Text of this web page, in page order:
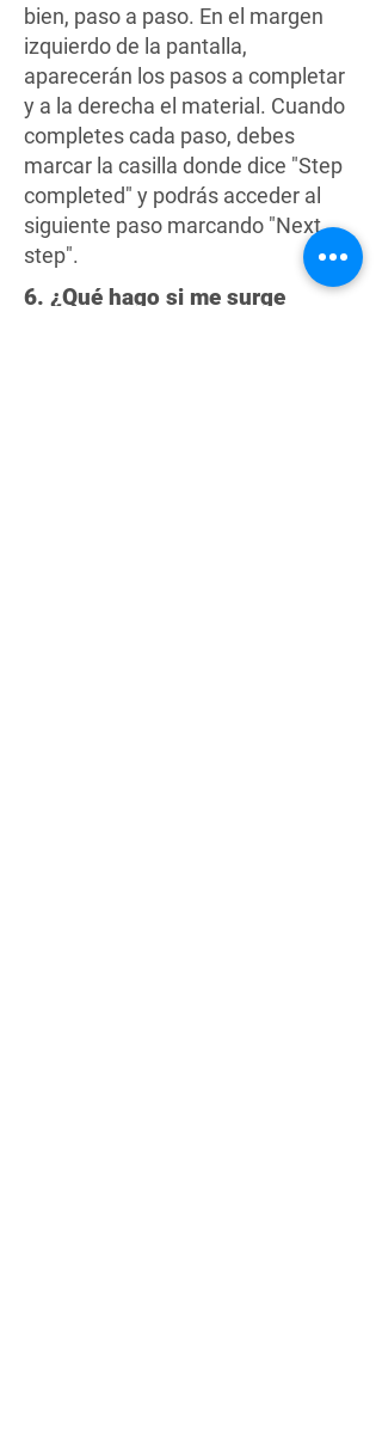
bien, paso a paso. En el margen
izquierdo de la pantalla,
aparecerán los pasos a completar
y a la derecha el material. Cuando
completes cada paso, debes
marcar la casilla donde dice "Step
completed" y podrás acceder al
siguiente paso marcando "Next
step".
6. ¿Qué hago si me surge